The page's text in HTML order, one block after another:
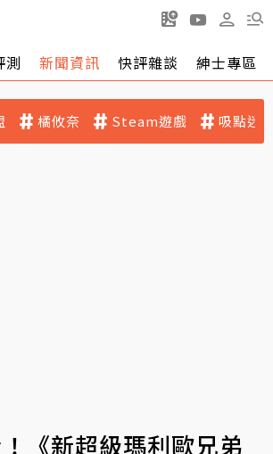
測 新聞資訊 快評雜談 紳士專區
橘攸奈 Steam遊戲 吸點迷
《新超級瑪利歐兄弟